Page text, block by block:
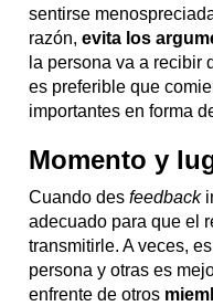
sentirse
razón,evita los
la persona va a recibir
es preferible que
importantes en forma
Momento y
Cuando desfeedback
adecuado para que el
transmitirle. A veces,
persona y otras es
enfrente de otros